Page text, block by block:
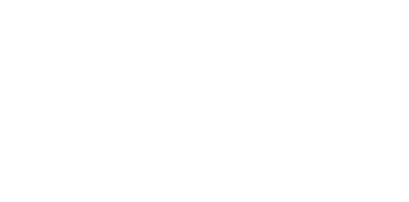
させていただ
き作成されるも
をご了承くださ
ず変更すること
1000ppm以下、
) : 1000ppm、
貨物等」とい
可)を取得する
要な手段を講じ